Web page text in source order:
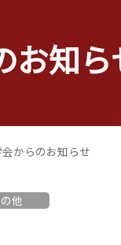
お知ら
まへ
からのお知らせ
他